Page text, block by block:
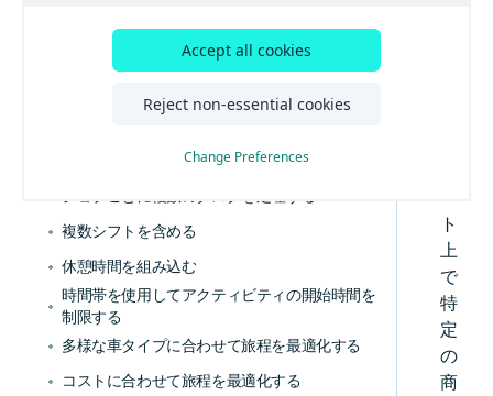
集荷と配達を旅程計画に組み合わせる
複数の再積載地点を有効にする
複数シフトを含める
休憩時間を組み込む
時間帯を使用してアクティビティの開始時間を
制限する
多様な車タイプに合わせて旅程を最適化する
コストに合わせて旅程を最適化する
ト
上
で
特
定
の
商
Accept all cookies
Reject non-essential cookies
Change Preferences